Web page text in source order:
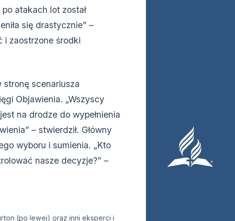
atakach lot został
się drastycznie” –
i zaostrzone środki
scenariusza
Objawienia. „Wszyscy
na drodze do wypełnienia
– stwierdził. Główny
wyboru i sumienia. „Kto
nasze decyzje?” –
(po lewej) oraz inni eksperci i